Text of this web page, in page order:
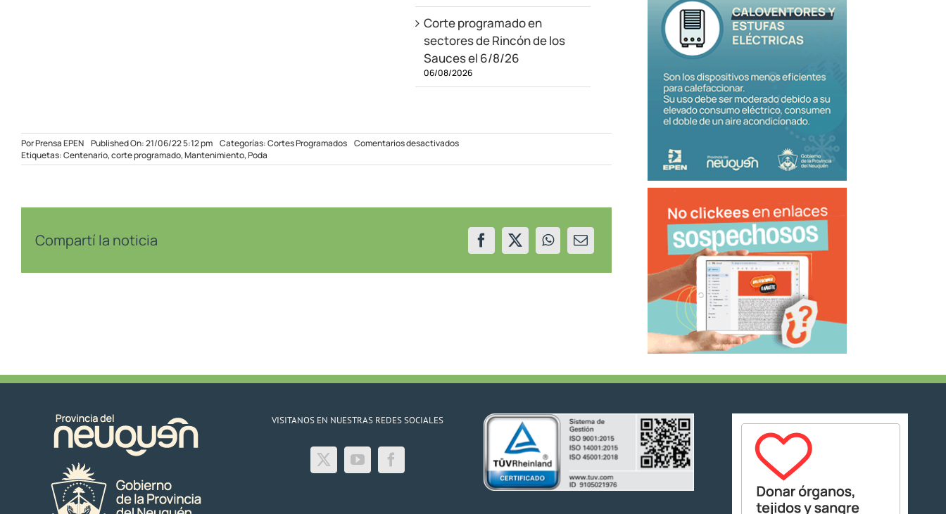
Corte programado en
sectores de Rincón de los
Sauces el 6/8/26
06/08/2026
PorPrensa EPEN Published On: 21/06/22 5:12 pm Categorías:Cortes Programados Comentarios desactivadosen
programado
Etiquetas:Centenario,corte programado,Mantenimiento,Poda
Compartí la noticia
VISITANOS EN NUESTRAS REDES SOCIALES